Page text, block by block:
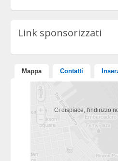
Link sponsorizzati
Mappa Contatti
Ci dispiace, l'indirizzo